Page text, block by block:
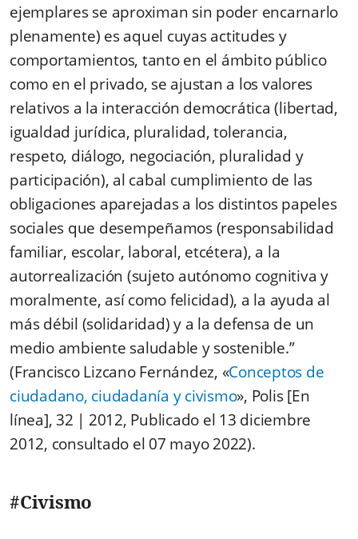
ejemplares se aproximan sin poder encarnarlo
plenamente) es aquel cuyas actitudes y
comportamientos, tanto en el ámbito público
como en el privado, se ajustan a los valores
relativos a la interacción democrática (libertad,
igualdad jurídica, pluralidad, tolerancia,
respeto, diálogo, negociación, pluralidad y
participación), al cabal cumplimiento de las
obligaciones aparejadas a los distintos papeles
sociales que desempeñamos (responsabilidad
familiar, escolar, laboral, etcétera), a la
autorrealización (sujeto autónomo cognitiva y
moralmente, así como felicidad), a la ayuda al
más débil (solidaridad) y a la defensa de un
medio ambiente saludable y sostenible.”
(Francisco Lizcano Fernández, «Conceptos de
ciudadano, ciudadanía y civismo», Polis [En
línea], 32 | 2012, Publicado el 13 diciembre
2012, consultado el 07 mayo 2022).
#Civismo